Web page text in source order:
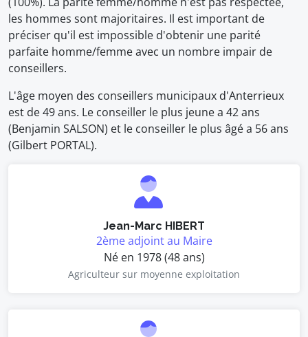
les hommes sont majoritaires. Il est important de
préciser qu'il est impossible d'obtenir une parité
parfaite homme/femme avec un nombre impair de
conseillers.
L'âge moyen des conseillers municipaux d'Anterrieux
est de 49 ans. Le conseiller le plus jeune a 42 ans
(Benjamin SALSON) et le conseiller le plus âgé a 56 ans
(Gilbert PORTAL).
Jean-Marc HIBERT
2ème adjoint au Maire
Né en 1978 (48 ans)
Agriculteur sur moyenne exploitation